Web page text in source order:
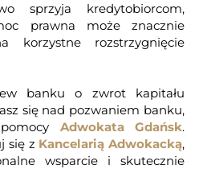
sprzyja kredytobiorcom,
prawna może znacznie
korzystne rozstrzygnięcie
banku o zwrot kapitału
się nad pozwaniem banku,
Adwokata Gdańsk.
się z Kancelarią Adwokacką,
wsparcie i skutecznie